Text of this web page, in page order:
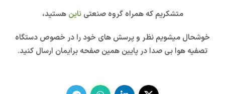
متشکریم که همراه گروه صنعتیناین هستید،
خوشحال میشویم نظر و پرسش های خود را در خصوص دستگاه
تصفیه هوا بی صدا در پایین همین صفحه برایمان ارسال کنید.